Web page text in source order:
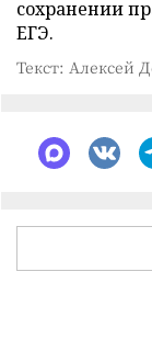
сохранении
ЕГЭ.
Текст: Алексей